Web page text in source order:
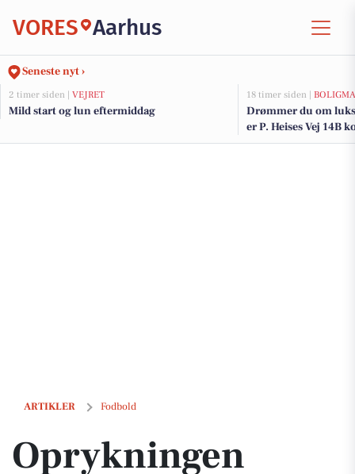
VORES Aarhus
Seneste nyt ›
2 timer siden | VEJRET
Mild start og lun eftermiddag
18 timer siden |
Drømmer du om
er P. Heises Vej 14B
og de dyreste boliger
ARTIKLER Fodbold
Oprykningen endegyldig: tst spillede 1-1 i Hammel
Oprykningen